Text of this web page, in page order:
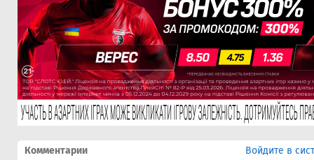
Комментарии Войдите в